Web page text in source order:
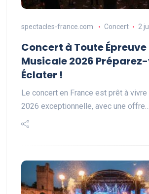
spectacles-france.com Concert 2
Concert à Toute Épreuve
Musicale 2026
Éclater !
Le concert en France est prêt à vivre
2026 exceptionnelle, avec une offre…